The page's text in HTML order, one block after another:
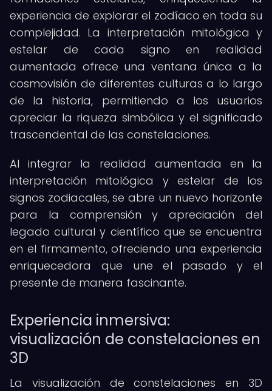
experiencia de explorar el zodíaco en toda su
complejidad. La interpretación mitológica y
estelar de cada signo en realidad
aumentada ofrece una ventana única a la
cosmovisión de diferentes culturas a lo largo
de la historia, permitiendo a los usuarios
apreciar la riqueza simbólica y el significado
trascendental de las constelaciones.
Al integrar la realidad aumentada en la
interpretación mitológica y estelar de los
signos zodiacales, se abre un nuevo horizonte
para la comprensión y apreciación del
legado cultural y científico que se encuentra
en el firmamento, ofreciendo una experiencia
enriquecedora que une el pasado y el
presente de manera fascinante.
Experiencia inmersiva:
visualización de constelaciones en
3D
La visualización de constelaciones en 3D